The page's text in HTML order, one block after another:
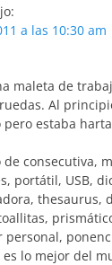
a las 10:30 am
maleta de
Al
estaba
consecutiva,
portátil, USB,
thesaurus,
personal,
lo mejor del